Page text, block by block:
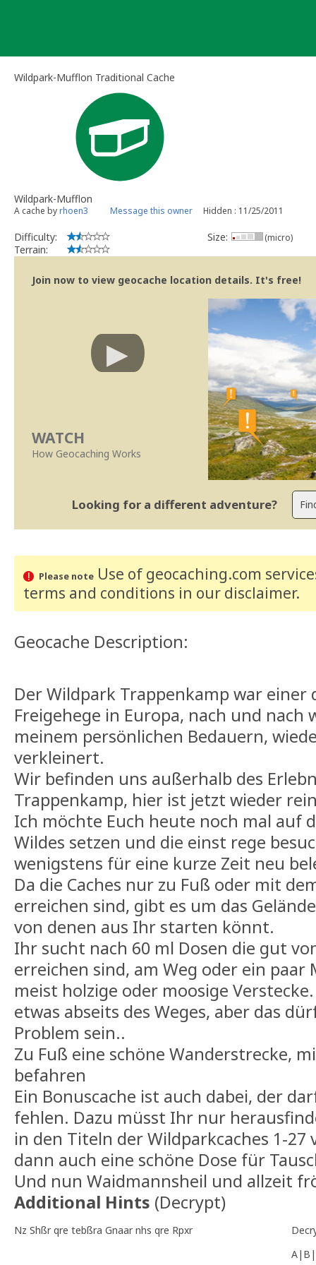
Wildpark-Mufflon Traditional Cache
Wildpark-Mufflon
A cache byrhoen3 Message this owner Hidden : 11/25/2011
Difficulty:
Terrain:
Size: (micro)
Join now to view geocache location details. It's free!
WATCH
How Geocaching Works
Looking for a different adventure?
Please noteUse of geocaching.com
terms and conditions in our disclaimer.
Geocache Description:
Der Wildpark Trappenkamp war
Freigehege in Europa, nach und nach
meinem persönlichen Bedauern,
verkleinert.
Wir befinden uns außerhalb des
Trappenkamp, hier ist jetzt wieder
Ich möchte Euch heute noch mal auf
Wildes setzen und die einst rege
wenigstens für eine kurze Zeit neu
Da die Caches nur zu Fuß oder mit
erreichen sind, gibt es um das
von denen aus Ihr starten könnt.
Ihr sucht nach 60 ml Dosen die gut
erreichen sind, am Weg oder ein paar
meist holzige oder moosige
etwas abseits des Weges, aber das
Problem sein..
Zu Fuß eine schöne Wanderstrecke,
befahren
Ein Bonuscache ist auch dabei, der
fehlen. Dazu müsst Ihr nur
in den Titeln der Wildparkcaches 1-
dann auch eine schöne Dose für
Und nun Waidmannsheil und allzeit
Additional Hints (Decrypt)
Nz Shßr qre tebßra Gnaar nhs qre Rpxr